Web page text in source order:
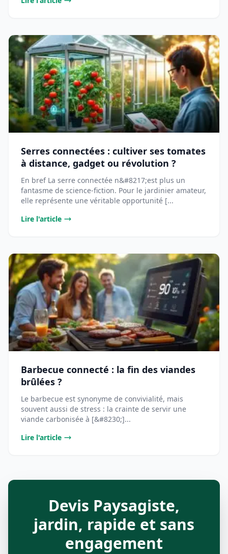
Serres connectées : cultiver ses tomates
à distance, gadget ou révolution ?
En bref La serre connectée n&#8217;est plus un
fantasme de science-fiction. Pour le jardinier amateur,
elle représente une véritable opportunité [...
Lire l'article
Barbecue connecté : la fin des viandes
brûlées ?
Le barbecue est synonyme de convivialité, mais
souvent aussi de stress : la crainte de servir une
viande carbonisée à [&#8230;]...
Lire l'article
Devis Paysagiste,
jardin, rapide et sans
engagement